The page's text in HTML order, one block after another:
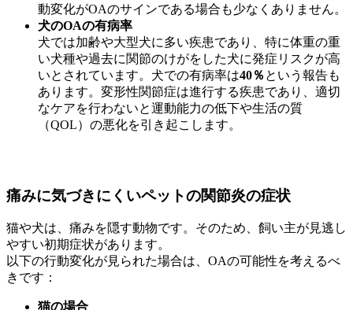
動変化がOAのサインである場合も少なくありません。
犬のOAの有病率
犬では加齢や大型犬に多い疾患であり、特に体重の重
い犬種や過去に関節のけがをした犬に発症リスクが高
いとされています。犬での有病率は40％ という報告も
あります。変形性関節症は進行する疾患であり、適切
なケアを行わないと運動能力の低下や生活の質
（QOL）の悪化を引き起こします。
痛みに気づきにくいペットの関節炎の症状
猫や犬は、痛みを隠す動物です。そのため、飼い主が見逃し
やすい初期症状があります。
以下の行動変化が見られた場合は、OAの可能性を考えるべ
きです：
猫の場合